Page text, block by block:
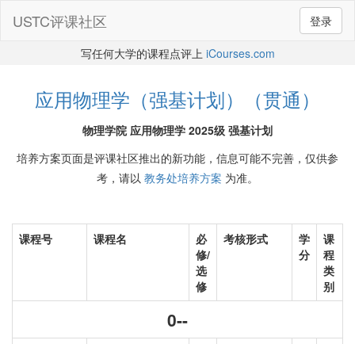
登录
USTC评课社区
写任何大学的课程点评上 iCourses.com
应用物理学（强基计划）（贯通）
物理学院 应用物理学 2025级 强基计划
培养方案页面是评课社区推出的新功能，信息可能不完善，仅供参
考，请以 教务处培养方案 为准。
课程号 课程名
必
修/
选
修
考核形式
学
分
课
程
类
别
0--